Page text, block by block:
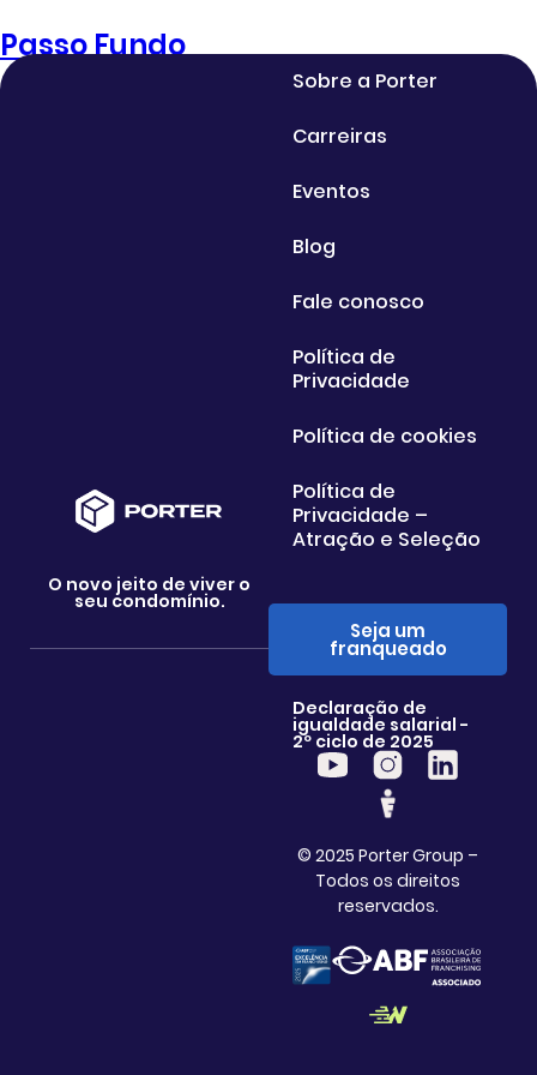
Passo Fundo
O novo jeito de viver o
seu condomínio.
Sobre a Porter
Carreiras
Eventos
Blog
Fale conosco
Política de
Privacidade
Política de cookies
Política de
Privacidade –
Atração e Seleção
Seja um
franqueado
Declaração de
igualdade salarial -
2º ciclo de 2025
© 2025 Porter Group –
Todos os direitos
reservados.